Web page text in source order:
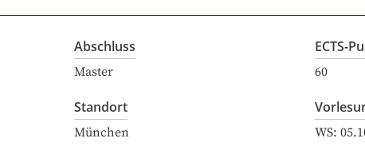
Abschluss
Master
ECTS-
60
Standort
München WS: